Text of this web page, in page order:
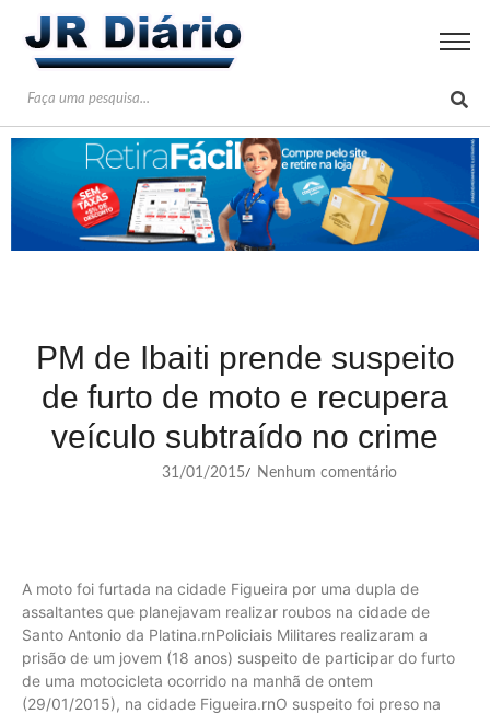
PM de Ibaiti prende suspeito
de furto de moto e recupera
veículo subtraído no crime
31/01/2015/ Nenhum comentário
A moto foi furtada na cidade Figueira por uma dupla de
assaltantes que planejavam realizar roubos na cidade de
Santo Antonio da Platina.rnPoliciais Militares realizaram a
prisão de um jovem (18 anos) suspeito de participar do furto
de uma motocicleta ocorrido na manhã de ontem
(29/01/2015), na cidade Figueira.rnO suspeito foi preso na